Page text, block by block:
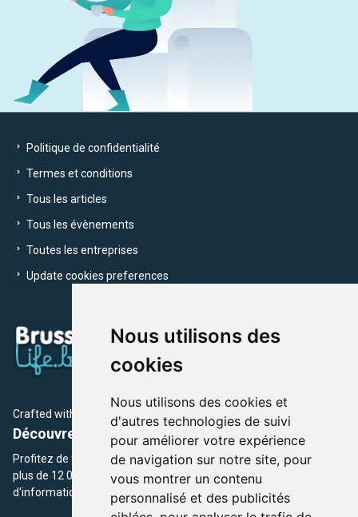
Nous utilisons des
cookies
Nous utilisons des cookies et
d'autres technologies de suivi
pour améliorer votre expérience
de navigation sur notre site, pour
vous montrer un contenu
personnalisé et des publicités
Politique de confidentialité
Termes et conditions
Tous les articles
Tous les évènements
Toutes les entreprises
Update cookies preferences
Crafted with by Brusselslife Team
Découvrez plus de 12 000 adresses et événements
Profitez de toutes les sections de BrusselsLife.be et découvrez
plus de 12 000 adresses et un grand choix d'événements,
d'informations et de conseils et astuces de notre écriture.